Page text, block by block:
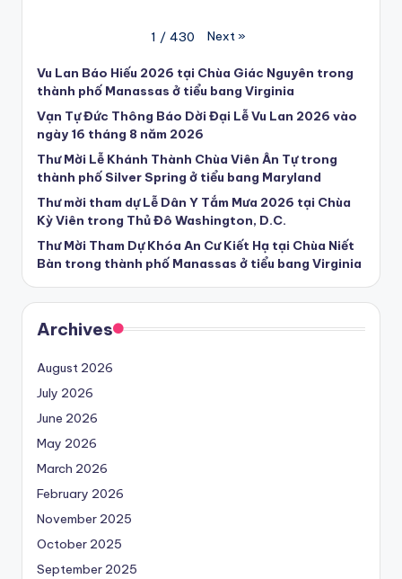
1 / 430 Next »
Vu Lan Báo Hiếu 2026 tại Chùa Giác Nguyên trong
thành phố Manassas ở tiểu bang Virginia
Vạn Tự Đức Thông Báo Dời Đại Lễ Vu Lan 2026 vào
ngày 16 tháng 8 năm 2026
Thư Mời Lễ Khánh Thành Chùa Viên Ân Tự trong
thành phố Silver Spring ở tiểu bang Maryland
Thư mời tham dự Lễ Dân Y Tắm Mưa 2026 tại Chùa
Kỳ Viên trong Thủ Đô Washington, D.C.
Thư Mời Tham Dự Khóa An Cư Kiết Hạ tại Chùa Niết
Bàn trong thành phố Manassas ở tiểu bang Virginia
Archives
August 2026
July 2026
June 2026
May 2026
March 2026
February 2026
November 2025
October 2025
September 2025